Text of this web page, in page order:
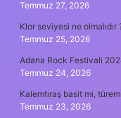
Temmuz 27, 2026
Klor seviyesi ne olmalıdır
Temmuz 25, 2026
Adana Rock Festivali
Temmuz 24, 2026
Kalemtıraş basit mi,
Temmuz 23, 2026